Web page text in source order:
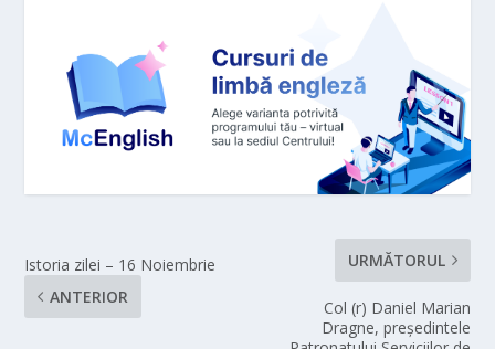
Istoria zilei – 16 Noiembrie
ANTERIOR
URMĂTORUL
Col (r) Daniel Marian
Dragne, președintele